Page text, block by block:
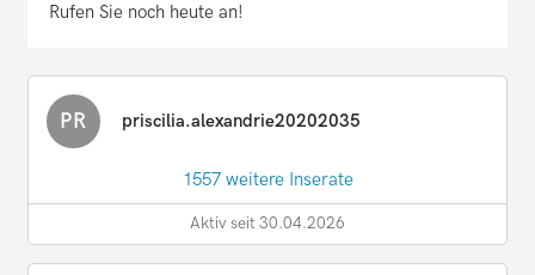
Rufen Sie noch heute an!
PR priscilia.alexandrie20202035
1557 weitere Inserate
Aktiv seit 30.04.2026